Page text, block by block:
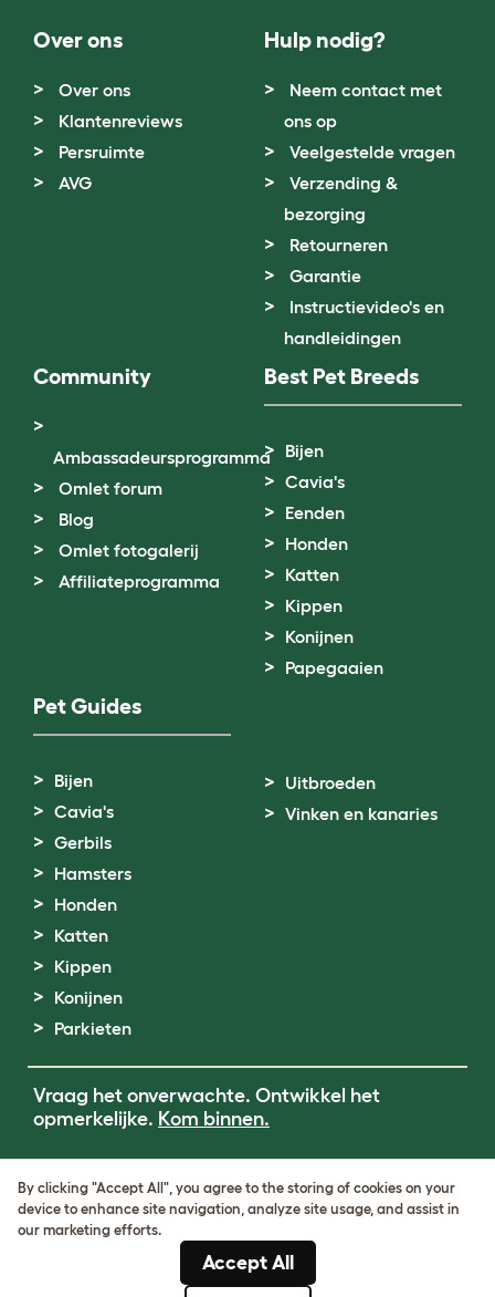
Over ons
Over ons
Klantenreviews
Persruimte
AVG
Hulp nodig?
Neem contact met
ons op
Veelgestelde vragen
Verzending &
bezorging
Retourneren
Garantie
Instructievideo's en
handleidingen
Community
Ambassadeursprogramma
Omlet forum
Blog
Omlet fotogalerij
Affiliateprogramma
Best Pet Breeds
Bijen
Cavia's
Eenden
Honden
Katten
Kippen
Konijnen
Papegaaien
Pet Guides
Bijen
Cavia's
Gerbils
Hamsters
Honden
Katten
Kippen
Konijnen
Parkieten
Uitbroeden
Vinken en kanaries
Vraag het onverwachte. Ontwikkel het
opmerkelijke. Kom binnen.
Cookie & Privacy Policy
Cookie Settings
BTW-nummer: DE317631106
By clicking "Accept All", you agree to the storing of cookies on your
device to enhance site navigation, analyze site usage, and assist in
our marketing efforts.
Accept All